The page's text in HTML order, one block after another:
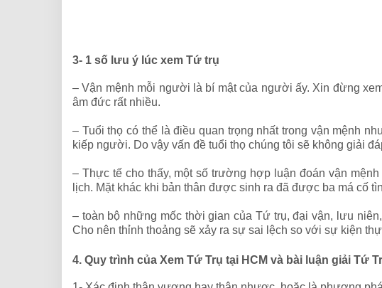
3- 1 số lưu ý lúc xem Tứ trụ
– Vận mệnh mỗi người là bí mật của người ấy. Xin đừng
âm đức rất nhiều.
– Tuổi thọ có thể là điều quan trọng nhất trong vận mệnh
kiếp người. Do vậy vấn đề tuổi thọ chúng tôi sẽ không giải
– Thực tế cho thấy, một số trường hợp luận đoán vận
lịch. Mặt khác khi bản thân được sinh ra đã được ba má cố
– toàn bộ những mốc thời gian của Tứ trụ, đại vận, lưu
Cho nên thỉnh thoảng sẽ xảy ra sự sai lệch so với sự kiện
4. Quy trình của Xem Tứ Trụ tại HCM và bài luận giải Tứ